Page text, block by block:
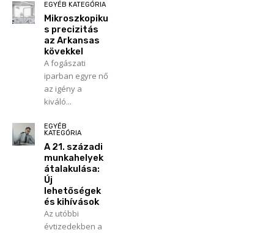
EGYÉB KATEGÓRIA
Mikroszkopiku
s precizitás
az Arkansas
kövekkel
A fogászati
iparban egyre nő
az igény a
kiváló...
EGYÉB
KATEGÓRIA
A 21. századi
munkahelyek
átalakulása:
Új
lehetőségek
és kihívások
Az utóbbi
évtizedekben a